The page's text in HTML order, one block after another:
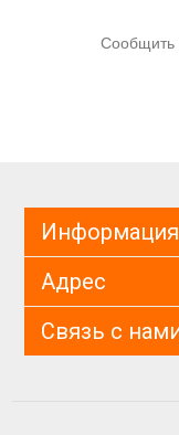
Сообщить
Информация
Адрес
Связь с